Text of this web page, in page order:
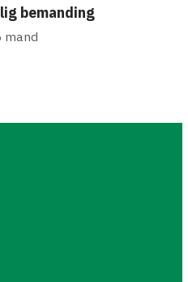
bemanding
mand